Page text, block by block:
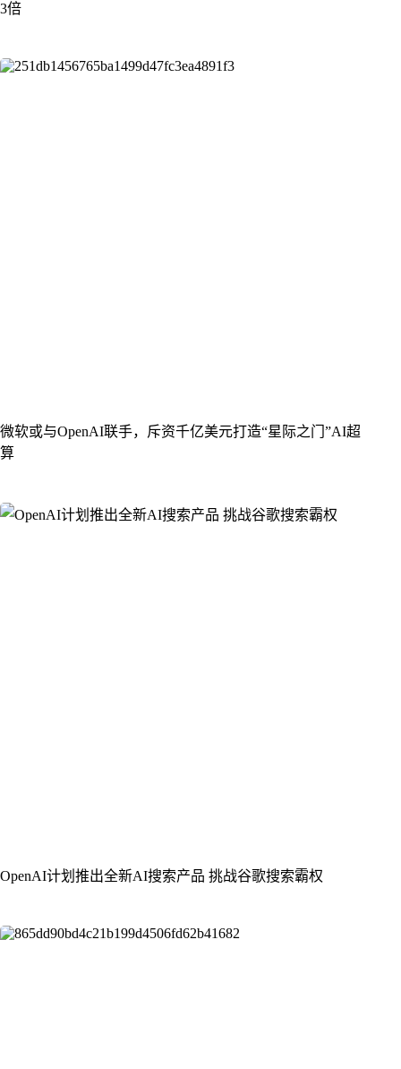
3倍
微软或与OpenAI联手，斥资千亿美元打造“星际之门”AI超
算
OpenAI计划推出全新AI搜索产品 挑战谷歌搜索霸权